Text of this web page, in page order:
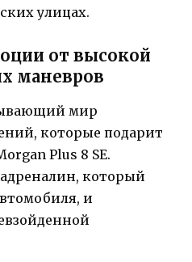
улицах.
от высокой
маневров
мир
которые подарит
Plus 8 SE.
который
и